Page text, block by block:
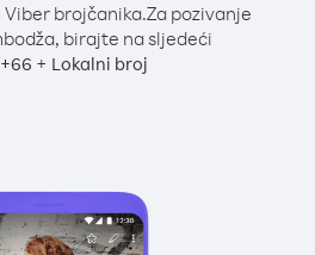
brojčanika.Za pozivanje
birajte na sljedeći
+66 + Lokalni broj